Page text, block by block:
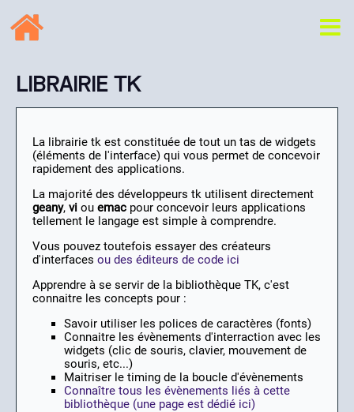
LIBRAIRIE TK
La librairie tk est constituée de tout un tas de widgets
(éléments de l'interface) qui vous permet de concevoir
rapidement des applications.
La majorité des développeurs tk utilisent directement
geany, vi ou emac pour concevoir leurs applications
tellement le langage est simple à comprendre.
Vous pouvez toutefois essayer des créateurs
d'interfaces ou des éditeurs de code ici
Apprendre à se servir de la bibliothèque TK, c'est
connaitre les concepts pour :
Savoir utiliser les polices de caractères (fonts)
Connaitre les évènements d'interraction avec les
widgets (clic de souris, clavier, mouvement de
souris, etc...)
Maitriser le timing de la boucle d'évènements
Connaître tous les évènements liés à cette
bibliothèque (une page est dédié ici)